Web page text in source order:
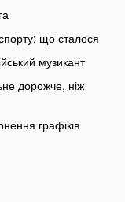
що сталося
музикант
дорожче, ніж
графіків
кіловат світла у